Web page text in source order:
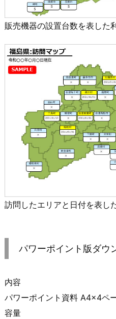
販売機器の設置台数を表した
訪問したエリアと日付を表し
パワーポイント版ダウ
内容
パワーポイント資料 A4×4ペ
容量